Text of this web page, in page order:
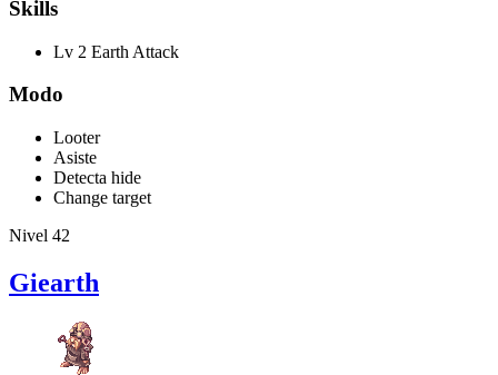
Skills
Lv 2 Earth Attack
Modo
Looter
Asiste
Detecta hide
Change target
Nivel 42
Giearth